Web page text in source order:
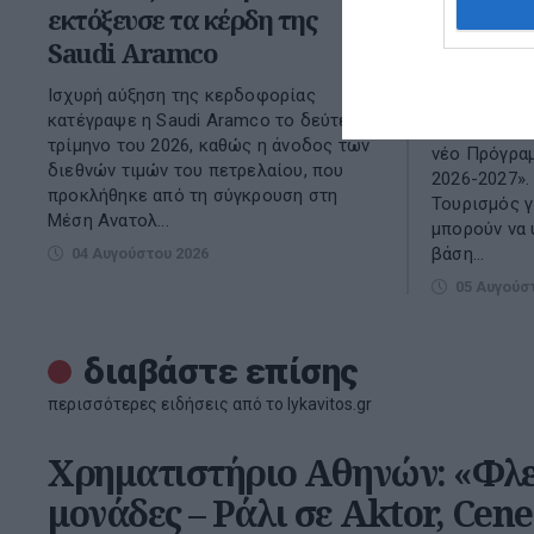
εκτόξευσε τα κέρδη της
Saudi Aramco
Ισχυρή αύξηση της κερδοφορίας
κατέγραψε η Saudi Aramco το δεύτερο
τρίμηνο του 2026, καθώς η άνοδος των
διεθνών τιμών του πετρελαίου, που
προκλήθηκε από τη σύγκρουση στη
Μέση Ανατολ...
04 Αυγούστου 2026
βάση
νέο
2026-2027».
Τουρισμός
μπορούν να
βάση...
05
διαβάστε επίσης
περισσότερες ειδήσεις από το lykavitos.gr
Χρηματιστήριο Αθηνών:
μονάδες – Ράλι σε Aktor,